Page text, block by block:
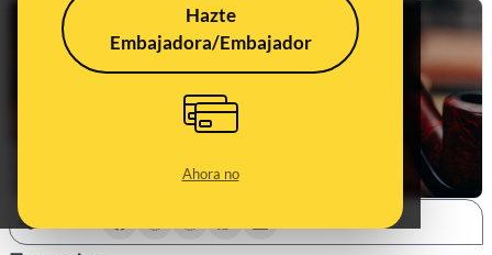
Hazte
Embajadora/Embajador
Ahora no